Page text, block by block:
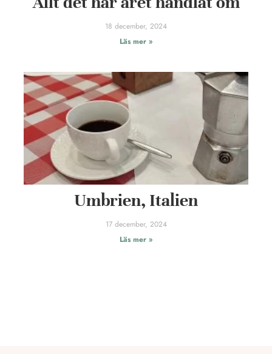
18 december, 2024
Läs mer »
Umbrien, Italien
17 december, 2024
Läs mer »